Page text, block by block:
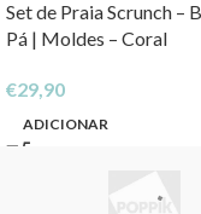
Set de Praia Scrunch –
Pá | Moldes – Coral
€29,90
ADICIONAR